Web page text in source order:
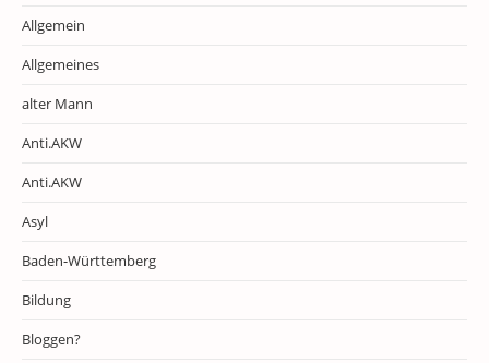
Allgemein
Allgemeines
alter Mann
Anti.AKW
Anti.AKW
Asyl
Baden-Württemberg
Bildung
Bloggen?